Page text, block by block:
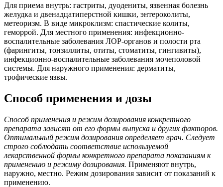
Для приема внутрь: гастриты, дуодениты, язвенная болезнь
желудка и двенадцатиперстной кишки, энтероколиты,
метеоризм. В виде микроклизм: спастические колиты,
геморрой. Для местного применения: инфекционно-
воспалительные заболевания ЛОР-органов и полости рта
(фарингиты, тонзиллиты, отиты, стоматиты, гингивиты),
инфекционно-воспалительные заболевания мочеполовой
системы. Для наружного применения: дерматиты,
трофические язвы.
Способ применения и дозы
Способ применения и режим дозирования конкретного
препарата зависят от его формы выпуска и других факторов.
Оптимальный режим дозирования определяет врач. Следует
строго соблюдать соответствие используемой
лекарственной формы конкретного препарата показаниям к
применению и режиму дозирования. Применяют внутрь,
наружно, местно. Режим дозирования зависит от показаний к
применению.